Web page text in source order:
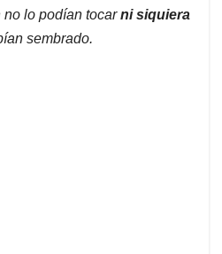
lo podían tocarni siquiera
sembrado.